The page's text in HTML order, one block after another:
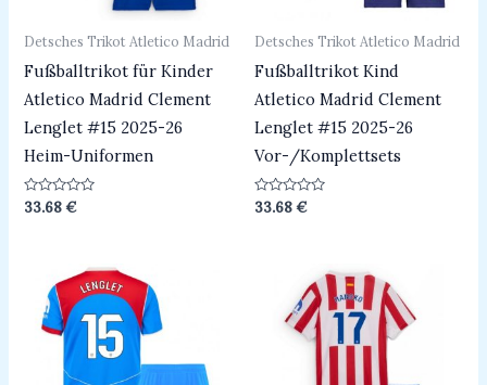
Detsches Trikot Atletico Madrid
Fußballtrikot für Kinder
Atletico Madrid Clement
Lenglet #15 2025-26
Heim-Uniformen
Bewertet
33.68€
Detsches Trikot Atletico Madrid
Fußballtrikot Kind
Atletico Madrid Clement
Lenglet #15 2025-26
Vor-/Komplettsets
Bewertet
33.68€